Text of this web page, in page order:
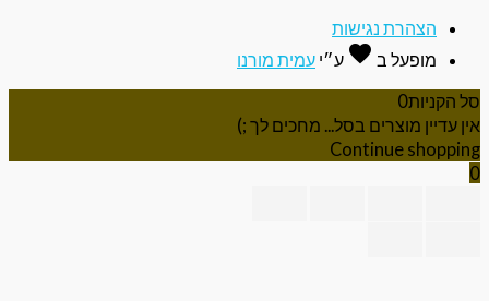
הצהרת נגישות
מופעל בfavoriteאהבה
ע״יעמית מורנו
הקניות0
עדיין מוצרים בסל... מחכים לך ;)
Continue